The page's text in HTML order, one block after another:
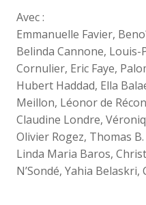
ou
moins
)
rares
Avec :
Emmanuelle Favier,
Belinda Cannone,
Cornulier, Eric Faye,
Hubert Haddad, Ella
Meillon, Léonor de
Claudine Londre,
Olivier Rogez, Thomas
Linda Maria Baros,
N’Sondé, Yahia